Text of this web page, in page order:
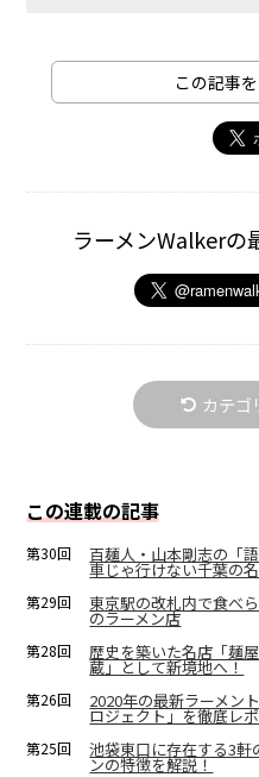
この記事
ラーメンWalkerの
カテゴ
この連載の記事
第30回 百麺人・山本剛志の「
車じゃ行けない千葉の
第29回 東京駅の改札内で食べ
のラーメン店
第28回 歴史を築いた名店「麺
蔵」として新境地へ！
第26回 2020年の最新ラーメン
ロジェクト」を徹底レ
第25回 池袋東口に存在する3軒
ンの特徴を解説！